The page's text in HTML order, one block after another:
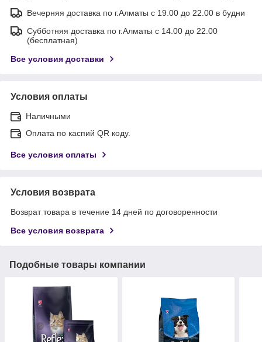
Вечерняя доставка по г.Алматы с 19.00 до 22.00 в будни
Субботняя доставка по г.Алматы с 14.00 до 22.00
(бесплатная)
Все условия доставки
Условия оплаты
Наличными
Оплата по каспий QR коду.
Все условия оплаты
Условия возврата
Возврат товара в течение 14 дней по договоренности
Все условия возврата
Подобные товары компании